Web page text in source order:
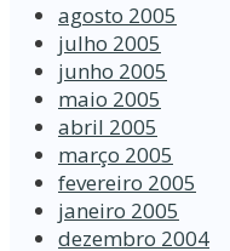
agosto 2005
julho 2005
junho 2005
maio 2005
abril 2005
março 2005
fevereiro 2005
janeiro 2005
dezembro 2004